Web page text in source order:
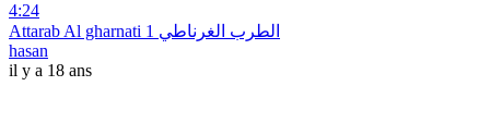
4:24
Attarab Al gharnati 1 الطرب الغرناطي
hasan
il y a 18 ans